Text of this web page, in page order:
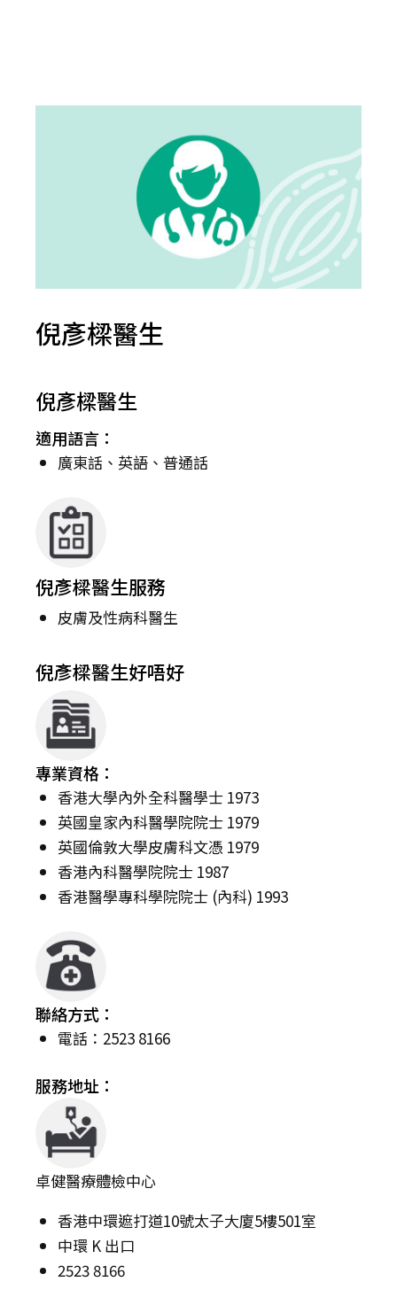
倪彥樑醫生
倪彥樑醫生
適用語言：
廣東話、英語、普通話
倪彥樑醫生服務
皮膚及性病科醫生
倪彥樑醫生好唔好
專業資格：
香港大學內外全科醫學士 1973
英國皇家內科醫學院院士 1979
英國倫敦大學皮膚科文憑 1979
香港內科醫學院院士 1987
香港醫學專科學院院士 (內科) 1993
聯絡方式：
電話：2523 8166
服務地址：
卓健醫療體檢中心
香港中環遮打道10號太子大廈5樓501室
中環 K 出口
2523 8166